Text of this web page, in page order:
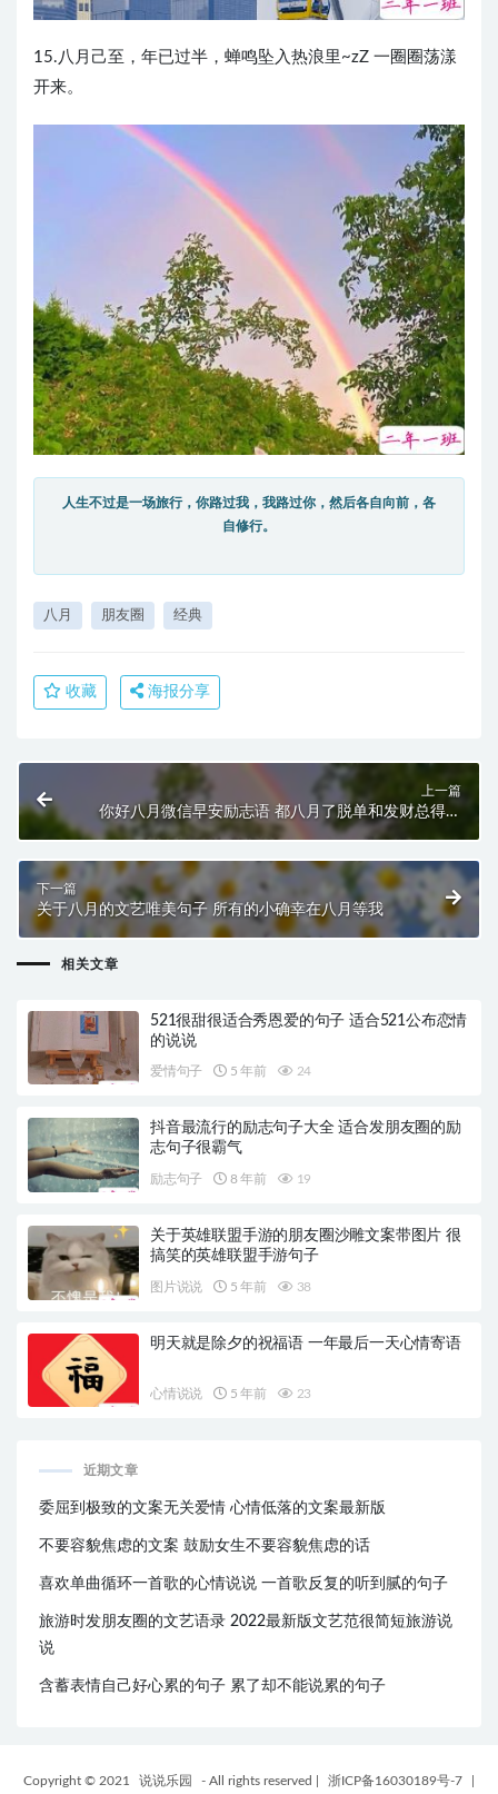
15.八月己至，年已过半，蝉鸣坠入热浪里~zZ 一圈圈荡漾
开来。
人生不过是一场旅行，你路过我，我路过你，然后各自向前，各
自修行。
八月 朋友圈 经典
收藏 海报分享
上一篇
你好八月微信早安励志语 都八月了脱单和发财总得有
下一篇
关于八月的文艺唯美句子 所有的小确幸在八月等我
相关文章
521很甜很适合秀恩爱的句子 适合521公布恋情
的说说
爱情句子 5 年前 24
抖音最流行的励志句子大全 适合发朋友圈的励
志句子很霸气
励志句子 8 年前 19
关于英雄联盟手游的朋友圈沙雕文案带图片 很
搞笑的英雄联盟手游句子
图片说说 5 年前 38
明天就是除夕的祝福语 一年最后一天心情寄语
心情说说 5 年前 23
近期文章
委屈到极致的文案无关爱情 心情低落的文案最新版
不要容貌焦虑的文案 鼓励女生不要容貌焦虑的话
喜欢单曲循环一首歌的心情说说 一首歌反复的听到腻的句子
旅游时发朋友圈的文艺语录 2022最新版文艺范很简短旅游说
说
含蓄表情自己好心累的句子 累了却不能说累的句子
Copyright © 2021 说说乐园 - All rights reserved 浙ICP备16030189号-7